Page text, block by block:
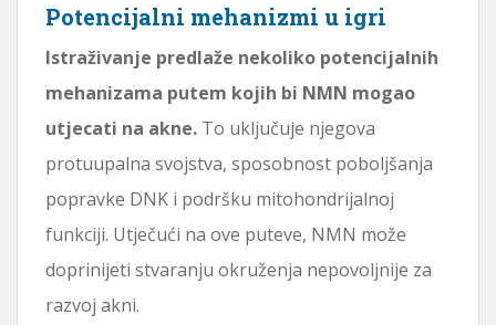
Potencijalni mehanizmi u igri
Istraživanje predlaže nekoliko potencijalnih
mehanizama putem kojih bi NMN mogao
utjecati na akne. To uključuje njegova
protuupalna svojstva, sposobnost poboljšanja
popravke DNK i podršku mitohondrijalnoj
funkciji. Utječući na ove puteve, NMN može
doprinijeti stvaranju okruženja nepovoljnije za
razvoj akni.